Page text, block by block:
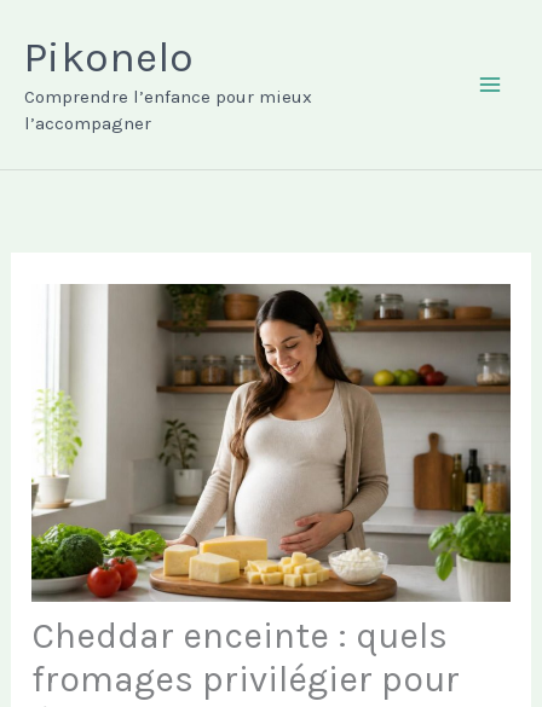
contenu
Pikonelo
Comprendre l’enfance pour mieux
l’accompagner
Cheddar enceinte : quels
fromages privilégier pour